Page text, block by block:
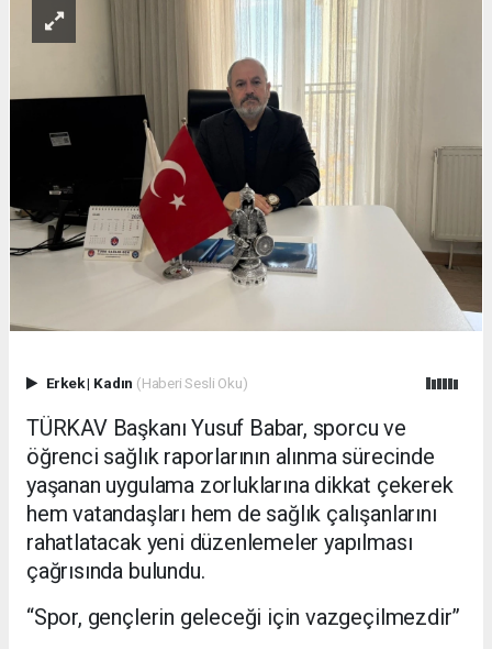
Erkek| Kadın (Haberi Sesli Oku)
TÜRKAV Başkanı Yusuf Babar, sporcu ve
öğrenci sağlık raporlarının alınma sürecinde
yaşanan uygulama zorluklarına dikkat çekerek
hem vatandaşları hem de sağlık çalışanlarını
rahatlatacak yeni düzenlemeler yapılması
çağrısında bulundu.
“Spor, gençlerin geleceği için vazgeçilmezdir”